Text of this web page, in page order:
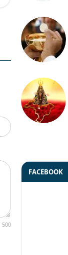
500
FACEBOOK